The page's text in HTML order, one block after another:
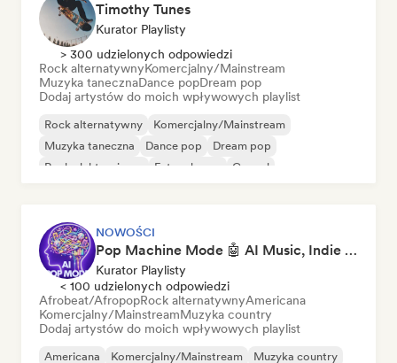
Timothy Tunes
Kurator Playlisty
> 300 udzielonych odpowiedzi
Rock alternatywnyKomercjalny/Mainstream
Muzyka tanecznaDance popDream pop
Dodaj artystów do moich wpływowych playlist
Rock alternatywny
Komercjalny/Mainstream
Muzyka taneczna
Dance pop
Dream pop
Rock elektroniczny
Future house Gospel
NOWOŚCI
Pop Machine Mode 🤖 AI Music, Indie Pop & Dream Pop
Kurator Playlisty
< 100 udzielonych odpowiedzi
Afrobeat/AfropopRock alternatywnyAmericana
Komercjalny/MainstreamMuzyka country
Dodaj artystów do moich wpływowych playlist
Americana Komercjalny/Mainstream Muzyka country